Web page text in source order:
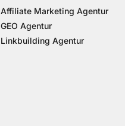
Affiliate Marketing Agentur
GEO Agentur
Linkbuilding Agentur